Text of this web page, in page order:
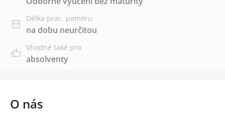
Délka prac. poměru
na dobu neurčitou
Vhodné také pro
absolventy
O nás